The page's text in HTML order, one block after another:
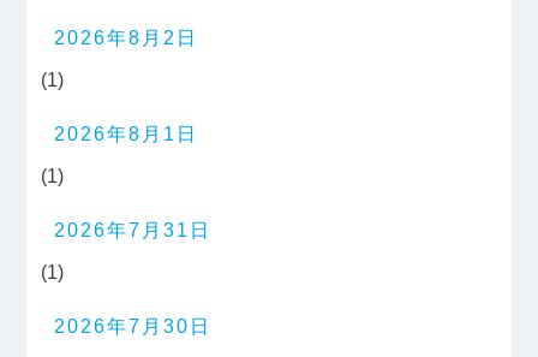
2026年8月2日
(1)
2026年8月1日
(1)
2026年7月31日
(1)
2026年7月30日